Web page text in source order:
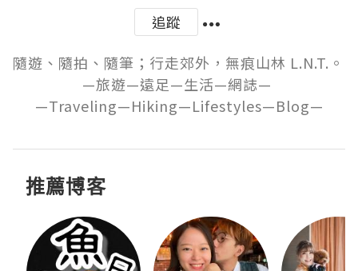
追蹤
隨遊、隨拍、隨筆；行走郊外，無痕山林 L.N.T.。
—旅遊—遠足—生活—網誌—
—Traveling—Hiking—Lifestyles—Blog—
推薦博客